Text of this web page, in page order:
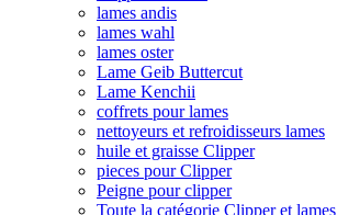
lames andis
lames wahl
lames oster
Lame Geib Buttercut
Lame Kenchii
coffrets pour lames
nettoyeurs et refroidisseurs lames
huile et graisse Clipper
pieces pour Clipper
Peigne pour clipper
Toute la catégorie Clipper et lames